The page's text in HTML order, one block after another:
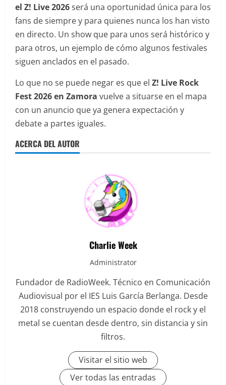
el Z! Live 2026será una oportunidad única para los
fans de siempre y para quienes nunca los han visto
en directo. Un show que para unos será histórico y
para otros, un ejemplo de cómo algunos festivales
siguen anclados en el pasado.
Lo que no se puede negar es que el Z! Live Rock
Fest 2026 en Zamora vuelve a situarse en el mapa
con un anuncio que ya genera expectación y
debate a partes iguales.
ACERCA DEL AUTOR
Charlie Week
Administrator
Fundador de RadioWeek. Técnico en Comunicación
Audiovisual por el IES Luis García Berlanga. Desde
2018 construyendo un espacio donde el rock y el
metal se cuentan desde dentro, sin distancia y sin
filtros.
Visitar el sitio web
Ver todas las entradas